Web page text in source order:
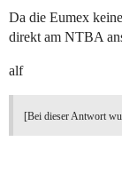
Da die Eumex
direkt am NTBA
alf
[Bei dieser Antwort